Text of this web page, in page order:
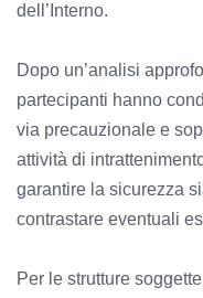
dell’Interno.
Dopo un’analisi
partecipanti hanno
via precauzionale e
attività di
garantire la sicurezza
contrastare eventuali
Per le strutture